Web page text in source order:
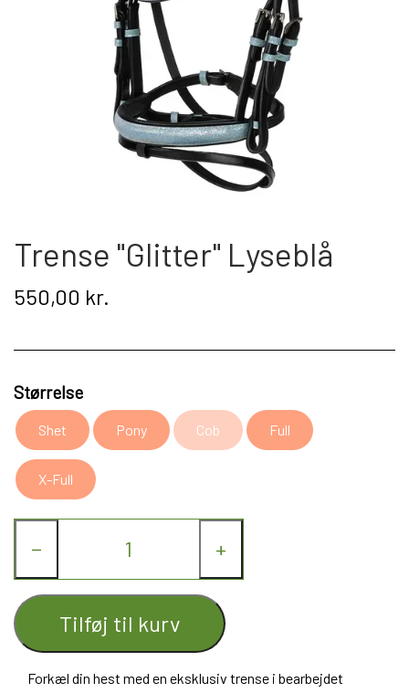
Kat
Nyhed
Gavekort
Om os
Trense "Glitter" Lyseblå
550,00 kr.
Størrelse
Shet Pony Cob Full
X-Full
− +
Tilføj til kurv
Forkæl din hest med en eksklusiv trense i bearbejdet